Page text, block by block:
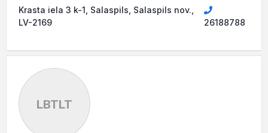
Krasta iela 3 k-1, Salaspils, Salaspils nov.,
LV-2169
26188788
LBTLT